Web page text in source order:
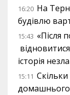
16:20 На
будівлю
15:43 «Після
історія
15:11
домашнього